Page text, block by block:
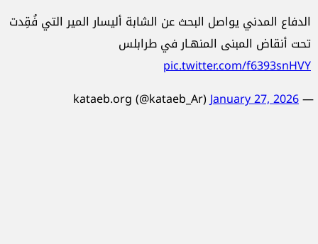
الدفاع المدني يواصل البحث عن الشابة أليسار المير التي فُقِدت
تحت أنقاض المبنى المنهـار في طرابلس
pic.twitter.com/f6393snHVY
— kataeb.org (@kataeb_Ar)
January 27, 2026